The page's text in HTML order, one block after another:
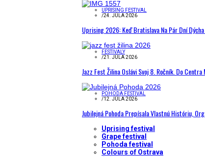
UPRISING FESTIVAL
/24. JÚLA 2026
Uprising 2026: Keď Bratislava Na Pár Dní
FESTIVALY
/21. JÚLA 2026
Jazz Fest Žilina Oslávi Svoj 8. Ročník. Do
POHODA FESTIVAL
/12. JÚLA 2026
Jubilejná Pohoda Prepísala Vlastnú Históriu,
Uprising festival
Grape festival
Pohoda festival
Colours of Ostrava